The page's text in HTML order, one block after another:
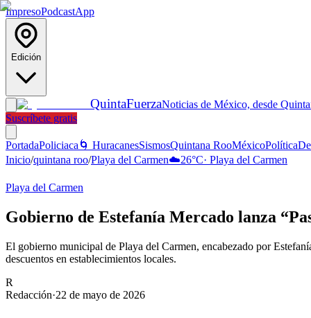
ImpresoPodcastApp
Edición
QuintaFuerzaNoticias de México, desde
Suscríbete gratis
PortadaPoliciaca 🌀 HuracanesSismosQuintana RooMéxicoPolítica
Inicio/quintana roo/Playa del Carmen☁️26°C· Playa del Carmen
Playa del Carmen
Gobierno de Estefanía Mercado lanza
El gobierno municipal de Playa del Carmen, encabezado por
descuentos en establecimientos locales.
R
Redacción·22 de mayo de 2026